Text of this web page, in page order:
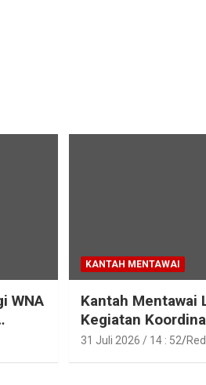
WNA
KANTAH MENTAWAI
Kantah Mentawai
Kegiatan
Aset Tanah
31 Juli 2026 / 14 : 52